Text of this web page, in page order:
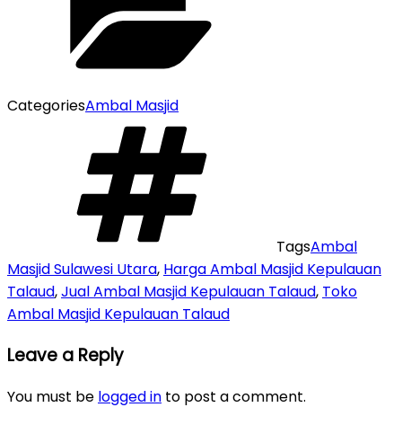
CategoriesAmbal Masjid
TagsAmbal
Masjid Sulawesi Utara, Harga Ambal Masjid Kepulauan
Talaud,Jual Ambal Masjid Kepulauan Talaud, Toko
Ambal Masjid Kepulauan Talaud
Leave a Reply
You must be logged in to post a comment.